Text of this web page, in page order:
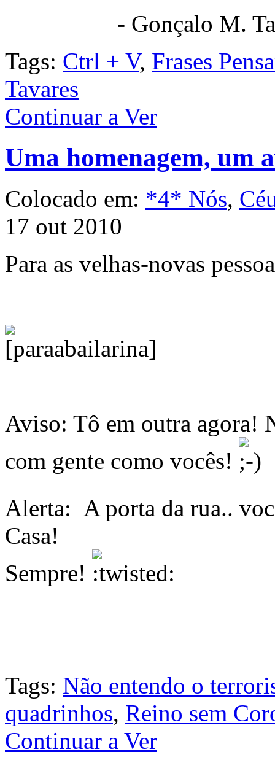
- Gonçalo M.
Tags: Ctrl + V, Frases
Tavares
Continuar a Ver
Uma homenagem, um
Colocado em: *4* Nós,
17 out 2010
Para as velhas-novas
Aviso: Tô em outra agora!
com gente como vocês!
Alerta: A porta da rua..
Casa!
Sempre!
Tags: Não entendo o
quadrinhos, Reino sem
Continuar a Ver